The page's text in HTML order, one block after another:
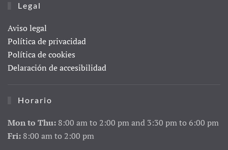
Legal
Aviso legal
Política de privacidad
Política de cookies
Delaración de accesibilidad
Horario
Mon to Thu: 8:00 am to 2:00 pm and 3:30 pm to 6:00 pm
Fri: 8:00 am to 2:00 pm